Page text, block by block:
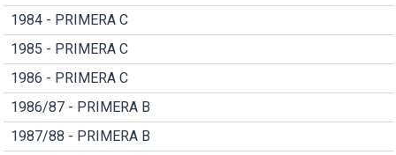
1984 - PRIMERA C
1985 - PRIMERA C
1986 - PRIMERA C
1986/87 - PRIMERA B
1987/88 - PRIMERA B